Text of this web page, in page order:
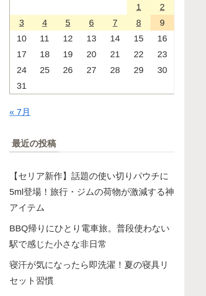
1
2
3
4 5 6 7 8
9
10
11 12 13 14 15
16
17
18 19 20 21 22
23
24
25 26 27 28 29
30
31
« 7月
最近の投稿
【セリア新作】話題の使い切りパウチに
5ml登場！旅行・ジムの荷物が激減する神
アイテム
BBQ帰りにひとり電車旅。普段使わない
駅で感じた小さな非日常
寝汗が気になったら即洗濯！夏の寝具リ
セット習慣